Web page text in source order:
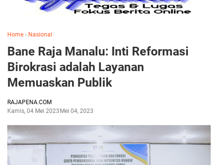
Home › Nasional
Bane Raja Manalu: Inti Reformasi
Birokrasi adalah Layanan
Memuaskan Publik
RAJAPENA.COM
Kamis, 04 Mei 2023 Mei 04, 2023